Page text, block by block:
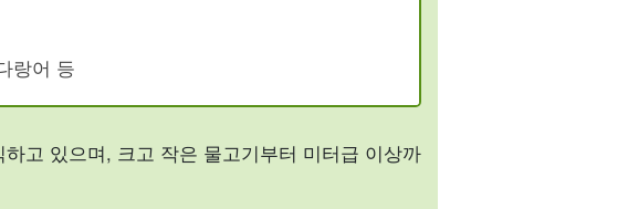
랑어 등
고 있으며, 크고 작은 물고기부터 미터급 이상까